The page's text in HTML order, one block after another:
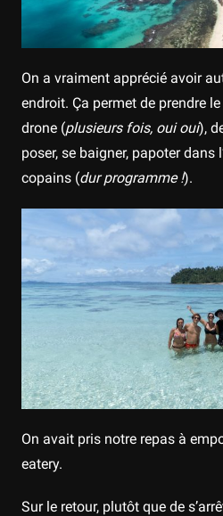
On a vraiment apprécié avoir
endroit. Ça permet de prendre
drone (plusieurs fois, oui oui),
poser, se baigner, papoter dans
copains (dur programme !).
On avait pris notre repas à
eatery.
Sur le retour, plutôt que de